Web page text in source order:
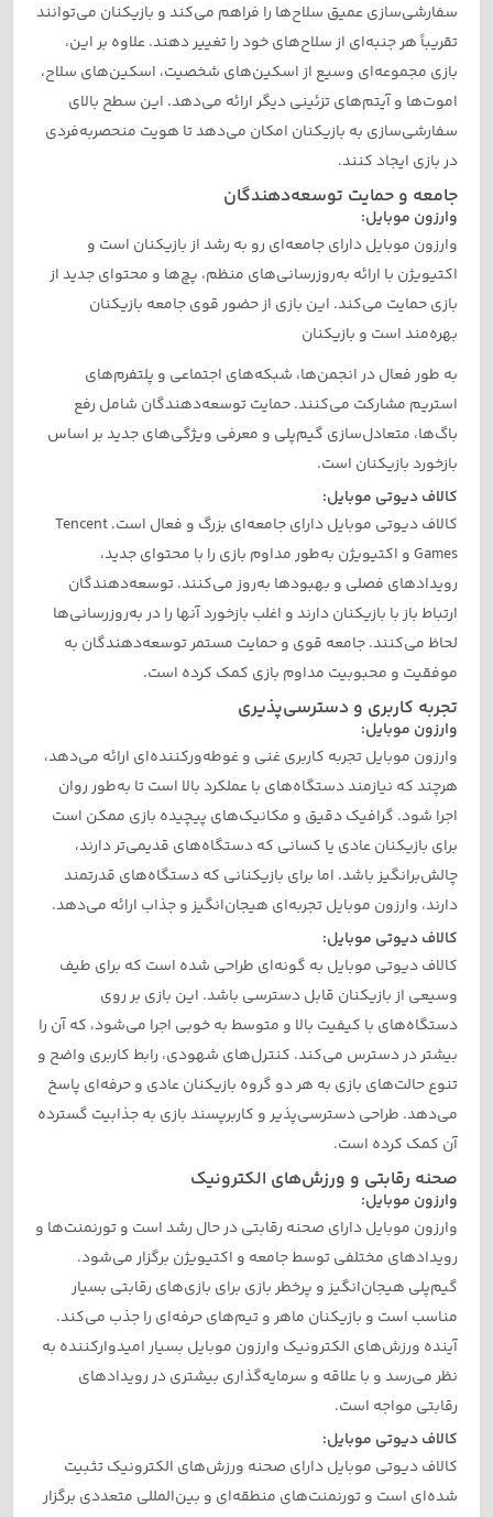
سفارشی‌سازی عمیق سلاح‌ها را فراهم می‌کند و بازیکنان می‌توانند
تقریباً هر جنبه‌ای از سلاح‌های خود را تغییر دهند. علاوه بر این،
بازی مجموعه‌ای وسیع از اسکین‌های شخصیت، اسکین‌های سلاح،
اموت‌ها و آیتم‌های تزئینی دیگر ارائه می‌دهد. این سطح بالای
سفارشی‌سازی به بازیکنان امکان می‌دهد تا هویت منحصربه‌فردی
در بازی ایجاد کنند.
جامعه و حمایت توسعه‌دهندگان
وارزون موبایل:
وارزون موبایل دارای جامعه‌ای رو به رشد از بازیکنان است و
اکتیویژن با ارائه به‌روزرسانی‌های منظم، پچ‌ها و محتوای جدید از
بازی حمایت می‌کند. این بازی از حضور قوی جامعه بازیکنان
بهره‌مند است و بازیکنان
به طور فعال در انجمن‌ها، شبکه‌های اجتماعی و پلتفرم‌های
استریم مشارکت می‌کنند. حمایت توسعه‌دهندگان شامل رفع
باگ‌ها، متعادل‌سازی گیم‌پلی و معرفی ویژگی‌های جدید بر اساس
بازخورد بازیکنان است.
کالاف دیوتی موبایل:
کالاف دیوتی موبایل دارای جامعه‌ای بزرگ و فعال است. Tencent
Games و اکتیویژن به‌طور مداوم بازی را با محتوای جدید،
رویدادهای فصلی و بهبودها به‌روز می‌کنند. توسعه‌دهندگان
ارتباط باز با بازیکنان دارند و اغلب بازخورد آنها را در به‌روزرسانی‌ها
لحاظ می‌کنند. جامعه قوی و حمایت مستمر توسعه‌دهندگان به
موفقیت و محبوبیت مداوم بازی کمک کرده است.
تجربه کاربری و دسترسی‌پذیری
وارزون موبایل:
وارزون موبایل تجربه کاربری غنی و غوطه‌ورکننده‌ای ارائه می‌دهد،
هرچند که نیازمند دستگاه‌های با عملکرد بالا است تا به‌طور روان
اجرا شود. گرافیک دقیق و مکانیک‌های پیچیده بازی ممکن است
برای بازیکنان عادی یا کسانی که دستگاه‌های قدیمی‌تر دارند،
چالش‌برانگیز باشد. اما برای بازیکنانی که دستگاه‌های قدرتمند
دارند، وارزون موبایل تجربه‌ای هیجان‌انگیز و جذاب ارائه می‌دهد.
کالاف دیوتی موبایل:
کالاف دیوتی موبایل به گونه‌ای طراحی شده است که برای طیف
وسیعی از بازیکنان قابل دسترسی باشد. این بازی بر روی
دستگاه‌های با کیفیت بالا و متوسط به خوبی اجرا می‌شود، که آن را
بیشتر در دسترس می‌کند. کنترل‌های شهودی، رابط کاربری واضح و
تنوع حالت‌های بازی به هر دو گروه بازیکنان عادی و حرفه‌ای پاسخ
می‌دهد. طراحی دسترسی‌پذیر و کاربرپسند بازی به جذابیت گسترده
آن کمک کرده است.
صحنه رقابتی و ورزش‌های الکترونیک
وارزون موبایل:
وارزون موبایل دارای صحنه رقابتی در حال رشد است و تورنمنت‌ها و
رویدادهای مختلفی توسط جامعه و اکتیویژن برگزار می‌شود.
گیم‌پلی هیجان‌انگیز و پرخطر بازی برای بازی‌های رقابتی بسیار
مناسب است و بازیکنان ماهر و تیم‌های حرفه‌ای را جذب می‌کند.
آینده ورزش‌های الکترونیک وارزون موبایل بسیار امیدوارکننده به
نظر می‌رسد و با علاقه و سرمایه‌گذاری بیشتری در رویدادهای
رقابتی مواجه است.
کالاف دیوتی موبایل:
کالاف دیوتی موبایل دارای صحنه ورزش‌های الکترونیک تثبیت
شده‌ای است و تورنمنت‌های منطقه‌ای و بین‌المللی متعددی برگزار